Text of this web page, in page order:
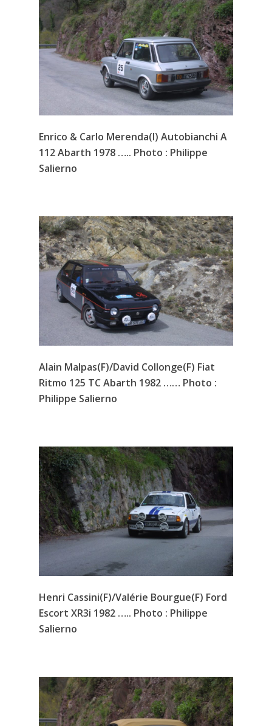
Enrico & Carlo Merenda(I) Autobianchi A
112 Abarth 1978 ….. Photo : Philippe
Salierno
Alain Malpas(F)/David Collonge(F) Fiat
Ritmo 125 TC Abarth 1982 …… Photo :
Philippe Salierno
Henri Cassini(F)/Valérie Bourgue(F) Ford
Escort XR3i 1982 ….. Photo : Philippe
Salierno